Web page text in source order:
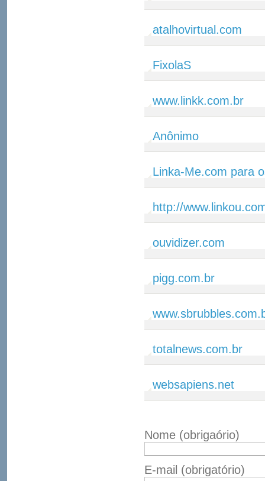
atalhovirtual.com
FixolaS
www.linkk.com.br
Anônimo
Linka-Me.com para
http://
ouvidizer.com
pigg.com.br
totalnews.com.br
websapiens.net
Nome (obrigaório)
E-mail (obrigatório)